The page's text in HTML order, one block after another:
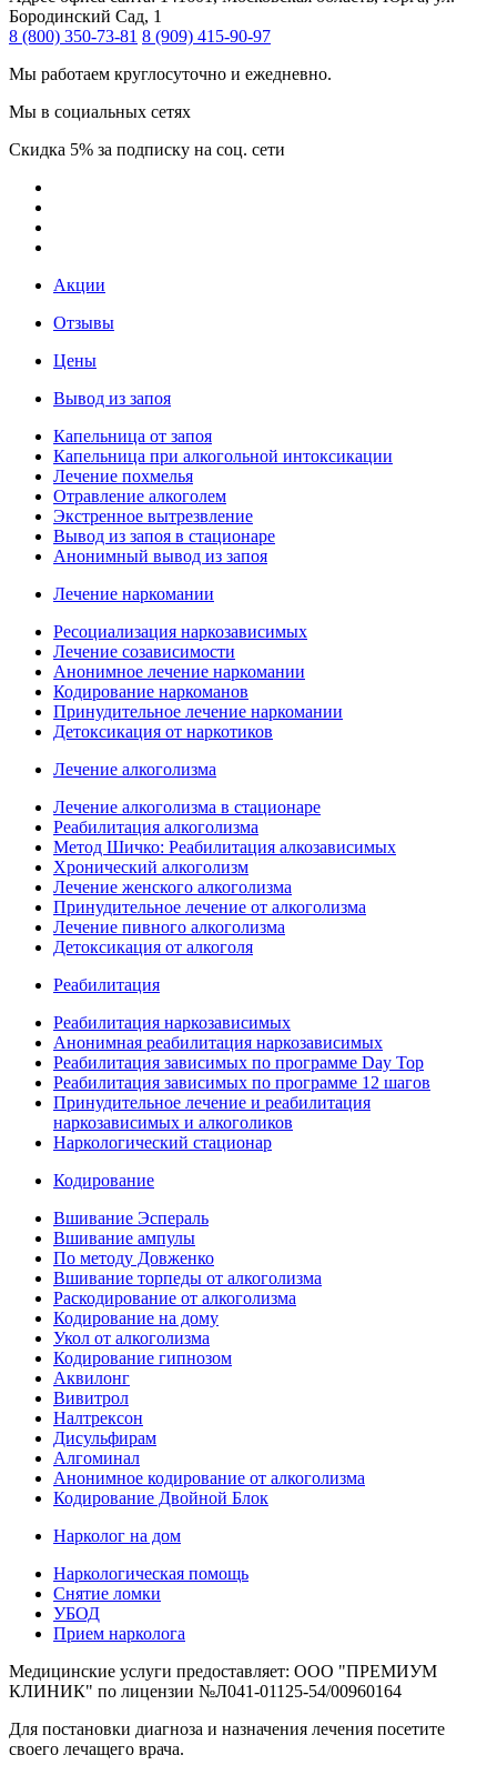
Бородинский Сад, 1
8 (800) 350-73-81 8 (909) 415-90-97
Мы работаем круглосуточно и ежедневно.
Мы в социальных сетях
Скидка 5% за подписку на соц. сети
Акции
Отзывы
Цены
Вывод из запоя
Капельница от запоя
Капельница при алкогольной интоксикации
Лечение похмелья
Отравление алкоголем
Экстренное вытрезвление
Вывод из запоя в стационаре
Анонимный вывод из запоя
Лечение наркомании
Ресоциализация наркозависимых
Лечение созависимости
Анонимное лечение наркомании
Кодирование наркоманов
Принудительное лечение наркомании
Детоксикация от наркотиков
Лечение алкоголизма
Лечение алкоголизма в стационаре
Реабилитация алкоголизма
Метод Шичко: Реабилитация алкозависимых
Хронический алкоголизм
Лечение женского алкоголизма
Принудительное лечение от алкоголизма
Лечение пивного алкоголизма
Детоксикация от алкоголя
Реабилитация
Реабилитация наркозависимых
Анонимная реабилитация наркозависимых
Реабилитация зависимых по программе Day Top
Реабилитация зависимых по программе 12 шагов
Принудительное лечение и реабилитация
наркозависимых и алкоголиков
Наркологический стационар
Кодирование
Вшивание Эспераль
Вшивание ампулы
По методу Довженко
Вшивание торпеды от алкоголизма
Раскодирование от алкоголизма
Кодирование на дому
Укол от алкоголизма
Кодирование гипнозом
Аквилонг
Вивитрол
Налтрексон
Дисульфирам
Алгоминал
Анонимное кодирование от алкоголизма
Кодирование Двойной Блок
Нарколог на дом
Наркологическая помощь
Снятие ломки
УБОД
Прием нарколога
Медицинские услуги предоставляет: ООО "ПРЕМИУМ
КЛИНИК" по лицензии №Л041-01125-54/00960164
Для постановки диагноза и назначения лечения посетите
своего лечащего врача.